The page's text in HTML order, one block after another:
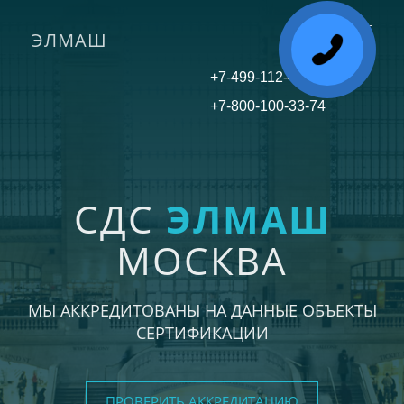
Toggle
ЭЛМАШ
СДС ЭЛМАШ
МОСКВА
МЫ АККРЕДИТОВАНЫ НА ДАННЫЕ ОБЪЕКТЫ
СЕРТИФИКАЦИИ
+7-499-112-45-81
+7-800-100-33-74